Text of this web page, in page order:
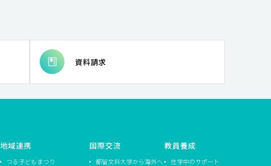
資料請求
地域連携
つる子どもまつり
国際交流
都留文科大学から海外へ
教員養成
在学中のサポート